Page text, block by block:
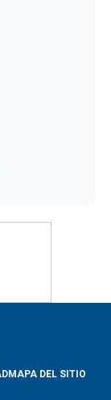
MAPA DEL SITIO